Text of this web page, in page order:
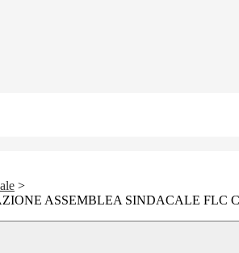
>
ASSEMBLEA SINDACALE FLC